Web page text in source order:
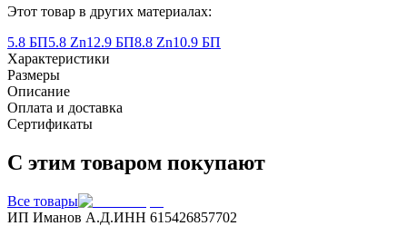
Этот товар в других материалах:
5.8 БП5.8 Zn12.9 БП8.8 Zn10.9 БП
Характеристики
Размеры
Описание
Оплата и доставка
Сертификаты
С этим товаром покупают
Все товары
ИП Иманов А.Д.ИНН 615426857702